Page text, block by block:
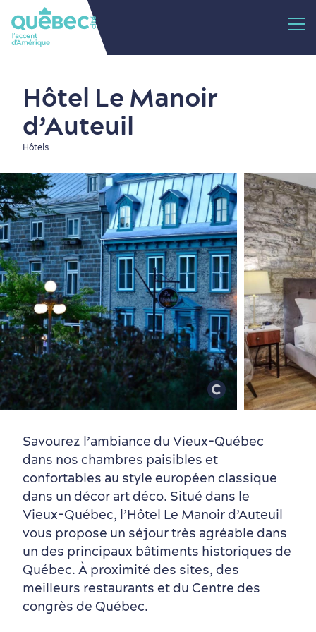
Vieux-Québec
Quartiers centraux
Incontournables
Quoi faire en août
7 expériences gourmandes
Produits locaux
Où dormir?
Vieux-Québec
Forfaits et rabais
Itinéraires
Hôtel Le Manoir
d’Auteuil
Hôtels
Savourez l’ambiance du Vieux-Québec
dans nos chambres paisibles et
confortables au style européen classique
dans un décor art déco. Situé dans le
Vieux-Québec, l’Hôtel Le Manoir d’Auteuil
vous propose un séjour très agréable dans
un des principaux bâtiments historiques de
Québec. À proximité des sites, des
meilleurs restaurants et du Centre des
congrès de Québec.